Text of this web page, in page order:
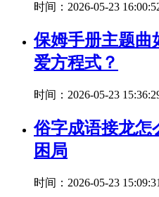
时间：2026-05-23
保姆手册主题曲
爱方程式？
时间：2026-05-23
俗字成语接龙怎
困局
时间：2026-05-23 15:09:31